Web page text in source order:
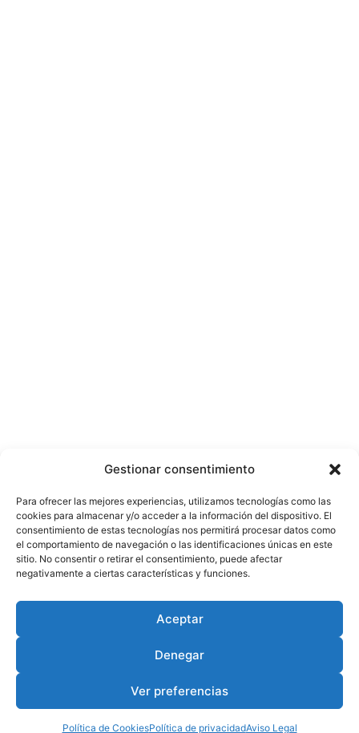
Gestionar consentimiento
Para ofrecer las mejores experiencias, utilizamos tecnologías como las
cookies para almacenar y/o acceder a la información del dispositivo. El
consentimiento de estas tecnologías nos permitirá procesar datos como
el comportamiento de navegación o las identificaciones únicas en este
sitio. No consentir o retirar el consentimiento, puede afectar
negativamente a ciertas características y funciones.
Aceptar
Denegar
Ver preferencias
Política de CookiesPolítica de privacidadAviso Legal